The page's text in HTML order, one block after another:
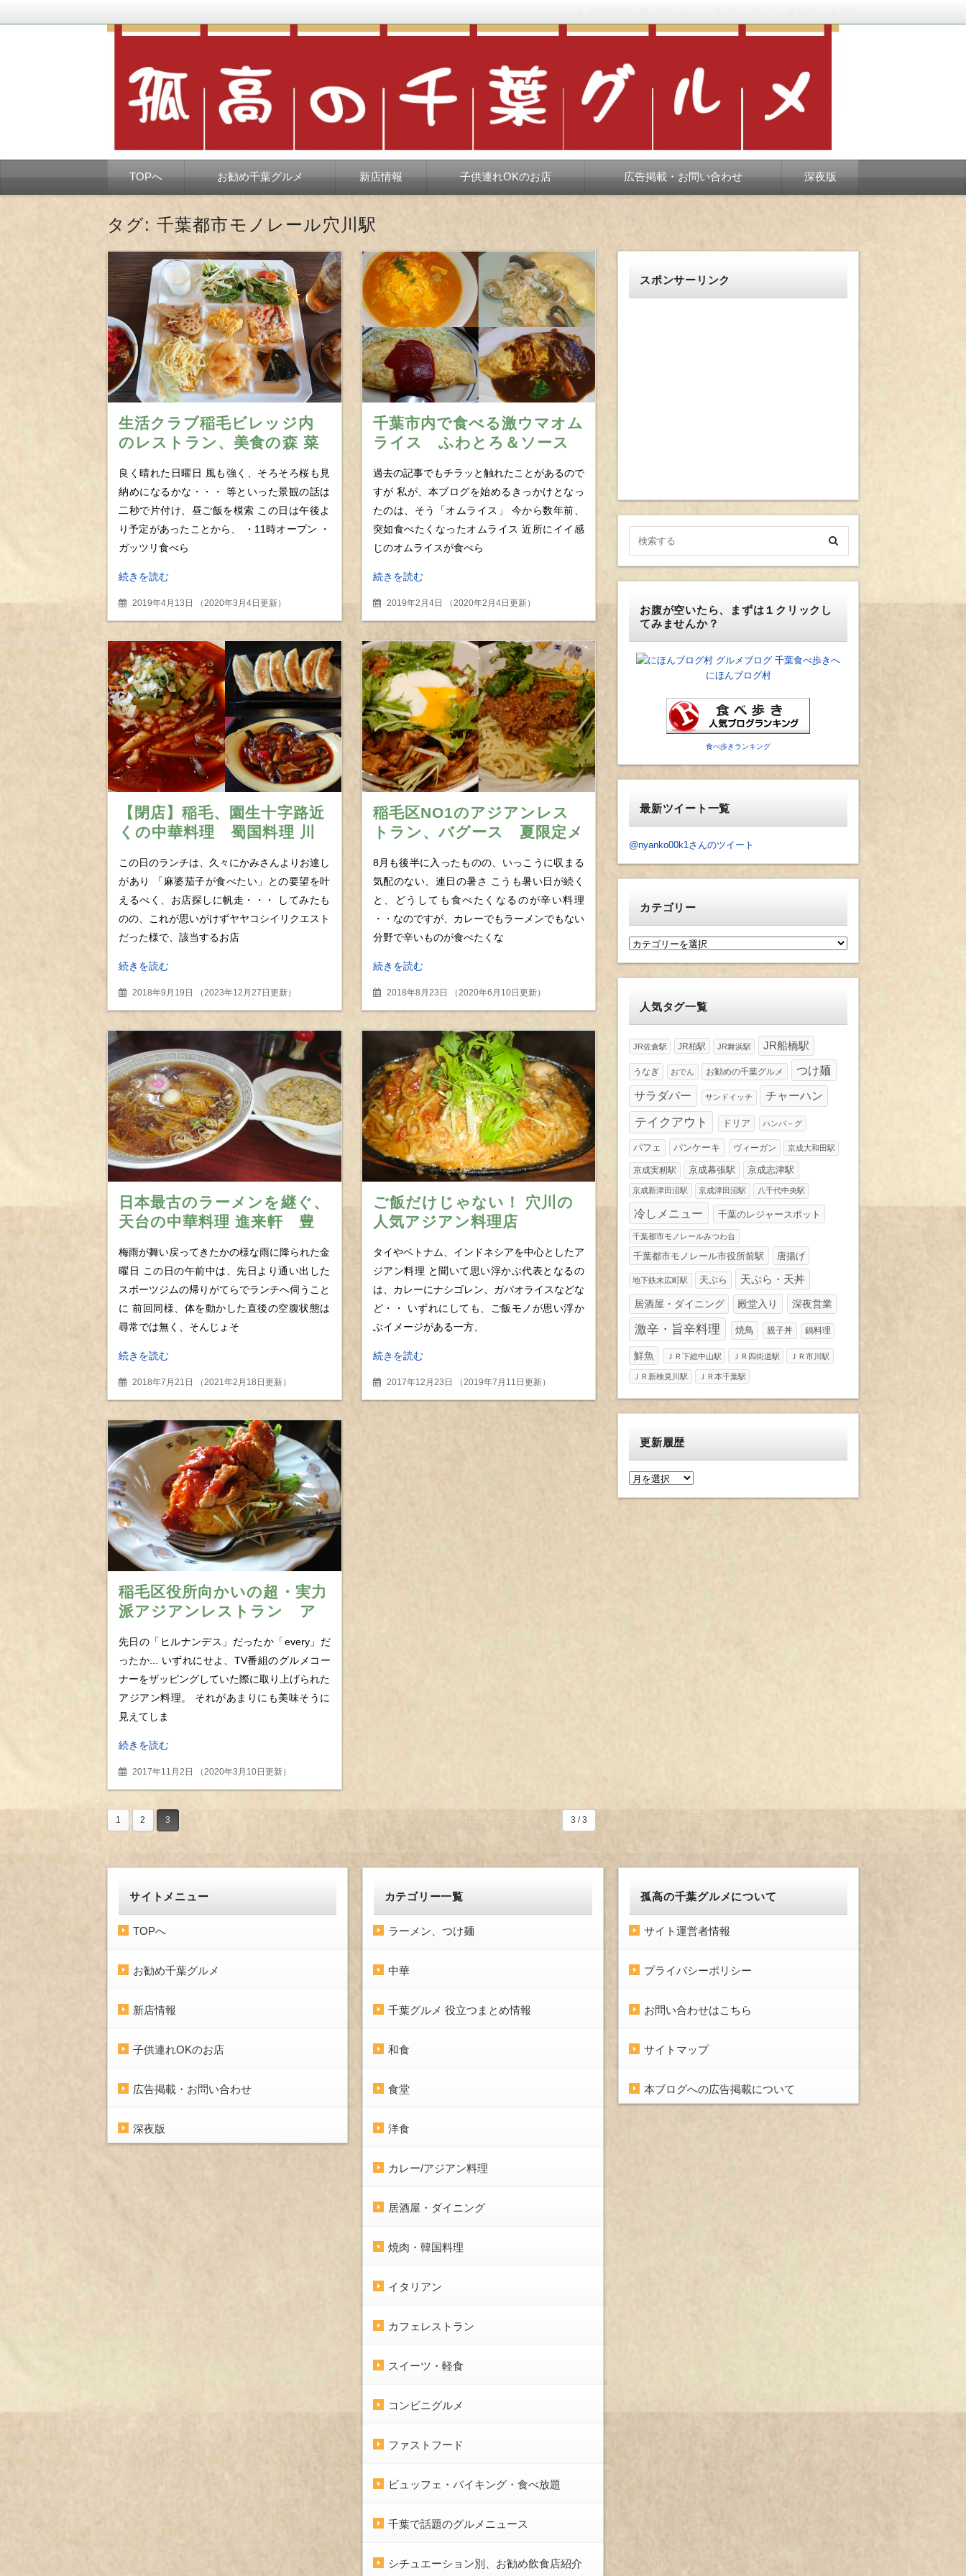
孤高の千葉グルメ
千葉市を中心とした、孤独なようで孤独でもない、ちょっと孤高な食べ歩き。だいたい当たりますが、時々派手にスベります。
TOPへ お勧め千葉グルメ 新店情報 子供連れOKのお店 広告掲載・お問い合わせ 深夜版
タグ: 千葉都市モノレール穴川駅
生活クラブ稲毛ビレッジ内
のレストラン、美食の森 菜
が詰った新鮮野菜らが70分
食べ放題！
良く晴れた日曜日 風も強く、そろそろ桜も見
納めになるかな・・・ 等といった景観の話は
二秒で片付け、昼ご飯を模索 この日は午後よ
り予定があったことから、 ・11時オープン ・
ガッツリ食べら
続きを読む
2019年4月13日 （2020年3月4日更新）
千葉市内で食べる激ウマオム
ライス ふわとろ＆ソース
スまで厳選12店を一挙紹
介！
過去の記事でもチラッと触れたことがあるので
すが 私が、本ブログを始めるきっかけとなっ
たのは、そう「オムライス」 今から数年前、
突如食べたくなったオムライス 近所にイイ感
じのオムライスが食べら
続きを読む
2019年2月4日 （2020年2月4日更新）
【閉店】稲毛、園生十字路近
くの中華料理 蜀国料理 川
麺
この日のランチは、久々にかみさんよりお達し
があり 「麻婆茄子が食べたい」との要望を叶
えるべく、お店探しに帆走・・・ してみたも
のの、これが思いがけずヤヤコシイリクエスト
だった様で、該当するお店
続きを読む
2018年9月19日 （2023年12月27日更新）
稲毛区NO1のアジアンレス
トラン、バグース 夏限定メ
セットもリニューアル！
8月も後半に入ったものの、いっこうに収まる
気配のない、連日の暑さ こうも暑い日が続く
と、どうしても食べたくなるのが辛い料理
・・なのですが、カレーでもラーメンでもない
分野で辛いものが食べたくな
続きを読む
2018年8月23日 （2020年6月10日更新）
日本最古のラーメンを継ぐ、
天台の中華料理 進来軒 豊
しまうのはBセットw
梅雨が舞い戻ってきたかの様な雨に降られた金
曜日 この日の午前中は、先日より通い出した
スポーツジムの帰りがてらでランチへ伺うこと
に 前回同様、体を動かした直後の空腹状態は
尋常では無く、そんじょそ
続きを読む
2018年7月21日 （2021年2月18日更新）
ご飯だけじゃない！ 穴川の
人気アジアン料理店
ルも凄かった！
タイやベトナム、インドネシアを中心としたア
ジアン料理 と聞いて思い浮かぶ代表となるの
は、カレーにナシゴレン、ガパオライスなどな
ど・・ いずれにしても、ご飯モノが思い浮か
ぶイメージがある一方、
続きを読む
2017年12月23日 （2019年7月11日更新）
稲毛区役所向かいの超・実力
派アジアンレストラン ア
く、ウマ辛絶品アジアンな
オムライス
先日の「ヒルナンデス」だったか「every」だ
ったか... いずれにせよ、TV番組のグルメコー
ナーをザッピングしていた際に取り上げられた
アジアン料理。 それがあまりにも美味そうに
見えてしま
続きを読む
2017年11月2日 （2020年3月10日更新）
1 2 3 3 / 3
スポンサーリンク
お腹が空いたら、まずは１クリックし
てみませんか？
にほんブログ村
食べ歩きランキング
最新ツイート一覧
@nyanko00k1さんのツイート
カテゴリー
カ
人気タグ一覧
JR佐倉駅 JR柏駅 JR舞浜駅 JR船橋駅
うなぎ おでん お勧めの千葉グルメ つけ麺
サラダバー サンドイッチ チャーハン
テイクアウト ドリア ハンバ－グ
パフェ パンケーキ ヴィーガン 京成大和田駅
京成実籾駅 京成幕張駅 京成志津駅
京成新津田沼駅 京成津田沼駅 八千代中央駅
冷しメニュー 千葉のレジャースポット
千葉都市モノレールみつわ台
千葉都市モノレール市役所前駅 唐揚げ
地下鉄末広町駅 天ぷら 天ぷら・天丼
居酒屋・ダイニング 殿堂入り 深夜営業
激辛・旨辛料理 焼鳥 親子丼 鍋料理
鮮魚 ＪＲ下総中山駅 ＪＲ四街道駅 ＪＲ市川駅
ＪＲ新検見川駅 ＪＲ本千葉駅
更新履歴
更
サイトメニュー
TOPへ
お勧め千葉グルメ
新店情報
子供連れOKのお店
広告掲載・お問い合わせ
深夜版
カテゴリー一覧
ラーメン、つけ麺
中華
千葉グルメ 役立つまとめ情報
和食
食堂
洋食
カレー/アジアン料理
居酒屋・ダイニング
焼肉・韓国料理
イタリアン
カフェレストラン
スイーツ・軽食
コンビニグルメ
ファストフード
ビュッフェ・バイキング・食べ放題
千葉で話題のグルメニュース
シチュエーション別、お勧め飲食店紹介
孤高の千葉グルメについて
サイト運営者情報
プライバシーポリシー
お問い合わせはこちら
サイトマップ
本ブログへの広告掲載について